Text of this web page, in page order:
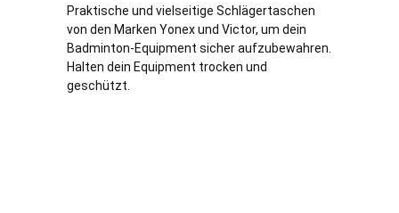
Praktische und vielseitige Schlägertaschen
von den Marken Yonex und Victor, um dein
Badminton-Equipment sicher aufzubewahren.
Halten dein Equipment trocken und
geschützt.